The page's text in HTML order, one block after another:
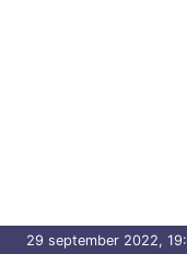
29 september 2022,